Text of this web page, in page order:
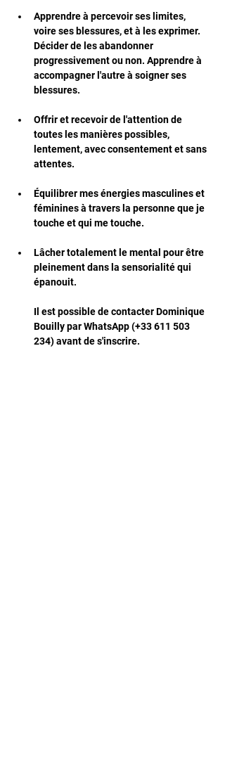
Apprendre à percevoir ses limites,
voire ses blessures, et à les exprimer.
Décider de les abandonner
progressivement ou non. Apprendre à
accompagner l'autre à soigner ses
blessures.
Offrir et recevoir de l'attention de
toutes les manières possibles,
lentement, avec consentement et sans
attentes.
Équilibrer mes énergies masculines et
féminines à travers la personne que je
touche et qui me touche.
Lâcher totalement le mental pour être
pleinement dans la sensorialité qui
épanouit.
Il est possible de contacter Dominique
Bouilly par WhatsApp (+33 611 503
234) avant de s'inscrire.